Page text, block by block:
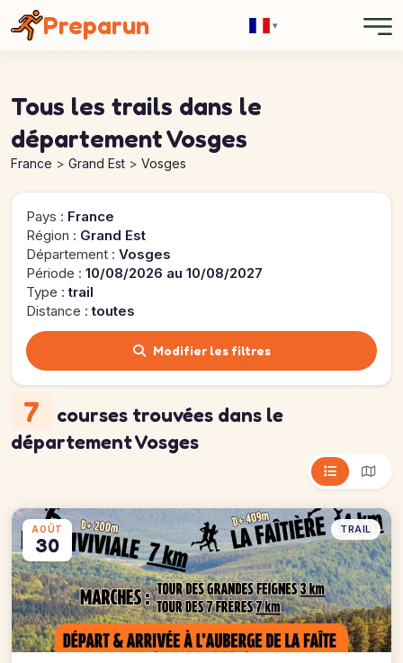
Preparun ▾
Tous les trails dans le
département Vosges
France Grand Est Vosges
Pays : France
Région : Grand Est
Département : Vosges
Période : 10/08/2026 au 10/08/2027
Type :trail
Distance :toutes
Modifier les filtres
7 courses trouvées dans le
département Vosges
AOÛT
30
TRAIL
Panneau de gestion des cookies